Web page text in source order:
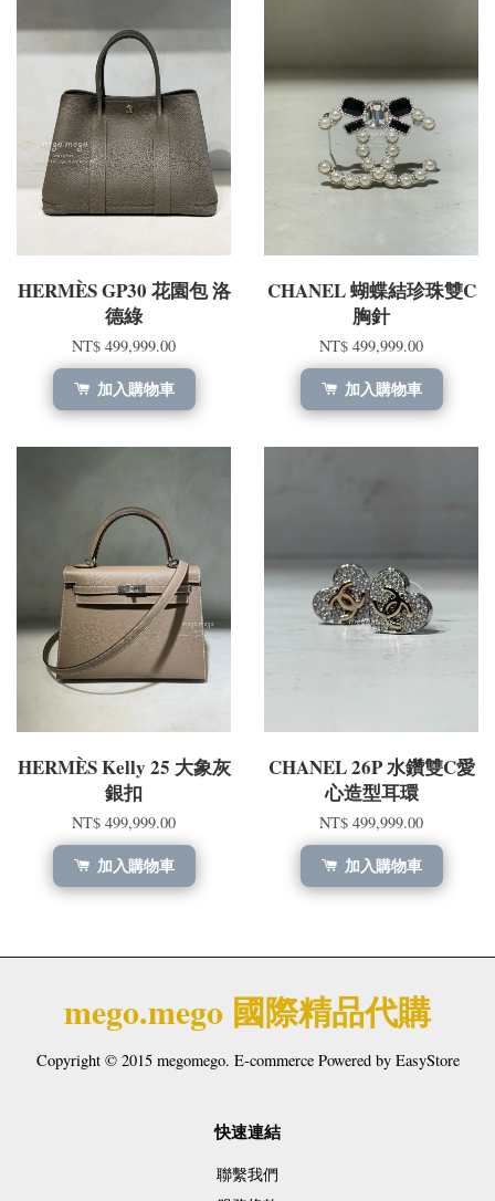
HERMÈS GP30 花園包 洛
德綠
NT$ 499,999.00
加入購物車
CHANEL 蝴蝶結珍珠雙C
胸針
NT$ 499,999.00
加入購物車
HERMÈS Kelly 25 大象灰
銀扣
NT$ 499,999.00
加入購物車
CHANEL 26P 水鑽雙C愛
心造型耳環​
NT$ 499,999.00
加入購物車
mego.mego 國際精品代購
Copyright © 2015 megomego. E-commerce Powered by EasyStore
快速連結
聯繫我們